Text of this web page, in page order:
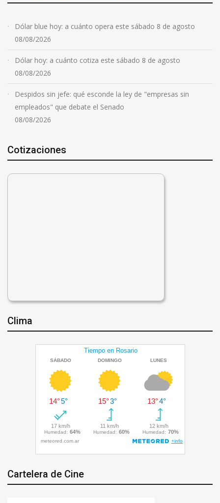
Dólar blue hoy: a cuánto opera este sábado 8 de agosto
08/08/2026
Dólar hoy: a cuánto cotiza este sábado 8 de agosto
08/08/2026
Despidos sin jefe: qué esconde la ley de "empresas sin
empleados" que debate el Senado
08/08/2026
Cotizaciones
Clima
Cartelera de Cine